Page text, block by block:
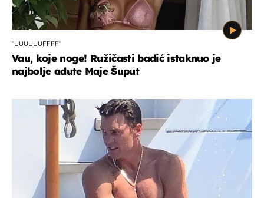
"UUUUUUFFFF"
Vau, koje noge! Ružičasti badić istaknuo je
najbolje adute Maje Šuput